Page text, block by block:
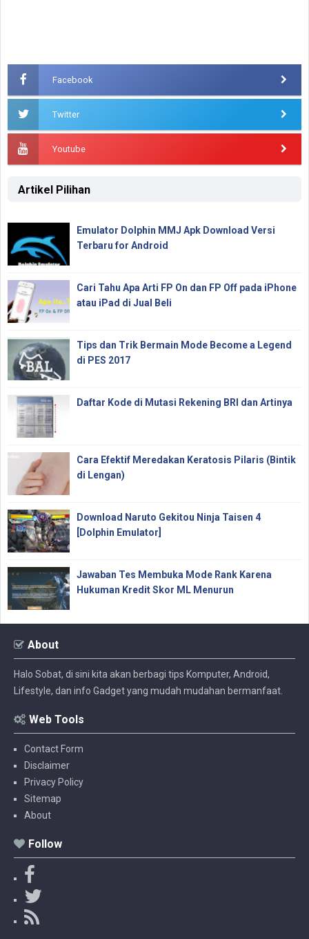
Facebook
Twitter
Youtube
Artikel Pilihan
Emulator Dolphin MMJ Apk Download Versi
Terbaru for Android
Cari Tahu Apa Arti FP On dan FP Off pada iPhone
atau iPad di Jual Beli
Tips dan Trik Bermain Mode Become a Legend
di PES 2017
Daftar Kode di Mutasi Rekening BRI dan Artinya
Cara Efektif Meredakan Keratosis Pilaris (Bintik
di Lengan)
Download Naruto Gekitou Ninja Taisen 4
[Dolphin Emulator]
Jawaban Tes Membuka Mode Rank Karena
Hukuman Kredit Skor ML Menurun
About
Halo Sobat, di sini kita akan berbagi tips Komputer, Android,
Lifestyle, dan info Gadget yang mudah mudahan bermanfaat.
Web Tools
Contact Form
Disclaimer
Privacy Policy
Sitemap
About
Follow
a
c
e